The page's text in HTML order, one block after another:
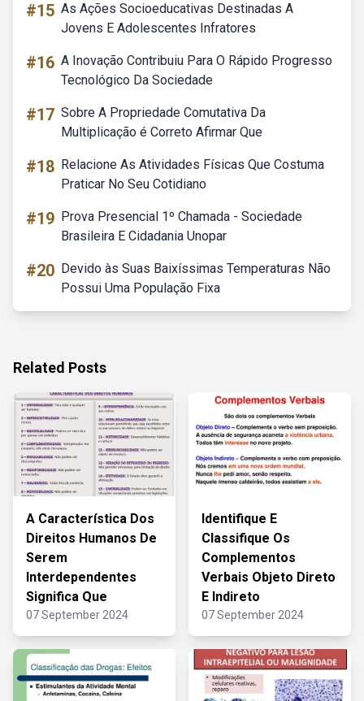
#15 As Ações Socioeducativas Destinadas A
Jovens E Adolescentes Infratores
#16 A Inovação Contribuiu Para O Rápido Progresso
Tecnológico Da Sociedade
#17 Sobre A Propriedade Comutativa Da
Multiplicação é Correto Afirmar Que
#18 Relacione As Atividades Físicas Que Costuma
Praticar No Seu Cotidiano
#19 Prova Presencial 1º Chamada - Sociedade
Brasileira E Cidadania Unopar
#20 Devido às Suas Baixíssimas Temperaturas Não
Possui Uma População Fixa
Related Posts
A Característica Dos
Direitos Humanos De
Serem
Interdependentes
Significa Que
07 September 2024
Identifique E
Classifique Os
Complementos
Verbais Objeto Direto
E Indireto
07 September 2024